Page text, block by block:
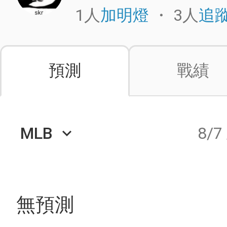
1人加明燈 ・ 3人追
預測 戰績
MLB keyboard_arrow_down 8/7
無預測